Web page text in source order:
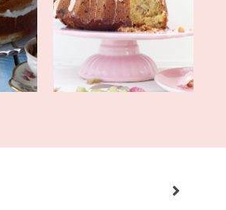
Rhabarber-Guglhupf mit
Mandeln und ...